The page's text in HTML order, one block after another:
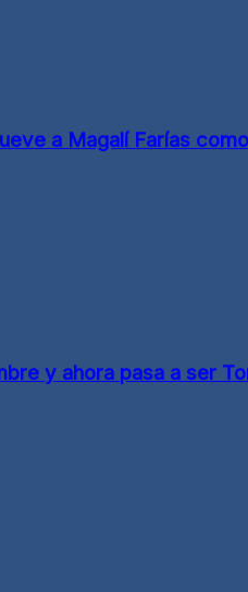
a Magalí Farías
y ahora pasa a ser